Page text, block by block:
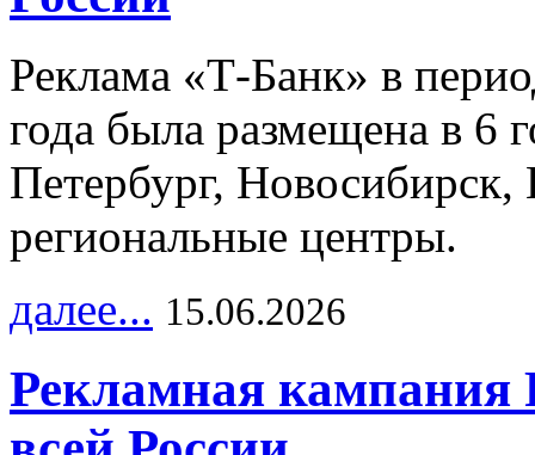
Реклама «Т-Банк» в
года была размещена в 6
Петербург,
региональные центры.
далее... 15.06.2026
Рекламная